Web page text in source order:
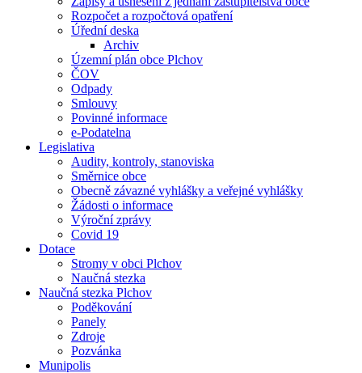
Rozpočet a rozpočtová opatření
Úřední deska
Archiv
Územní plán obce Plchov
ČOV
Odpady
Smlouvy
Povinné informace
e-Podatelna
Legislativa
Audity, kontroly, stanoviska
Směrnice obce
Obecně závazné vyhlášky a veřejné vyhlášky
Žádosti o informace
Výroční zprávy
Covid 19
Dotace
Stromy v obci Plchov
Naučná stezka
Naučná stezka Plchov
Poděkování
Panely
Zdroje
Pozvánka
Munipolis